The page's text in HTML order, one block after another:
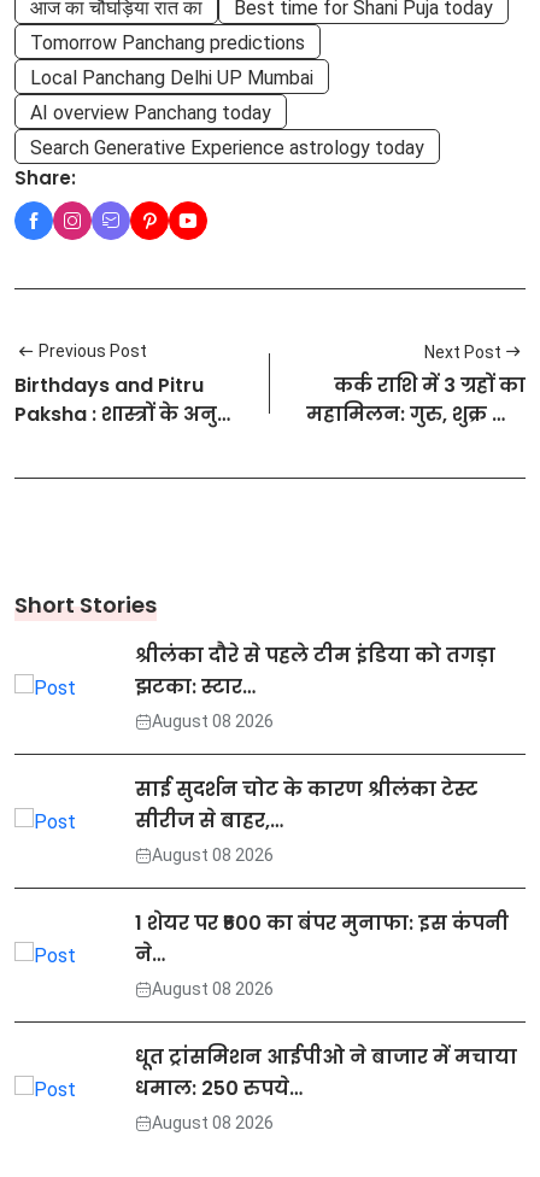
आज का चौघड़िया रात का
Best time for Shani Puja today
Tomorrow Panchang predictions
Local Panchang Delhi UP Mumbai
AI overview Panchang today
Search Generative Experience astrology today
Share:
Previous Post
Birthdays and Pitru
Paksha : शास्त्रों के अनुसार
Next Post
कर्क राशि में 3 ग्रहों का
महामिलन: गुरु, शुक्र और
इन 4 राशियों की पलटेगी
Short Stories
श्रीलंका दौरे से पहले टीम इंडिया को तगड़ा
झटका: स्टार…
August 08 2026
साई सुदर्शन चोट के कारण श्रीलंका टेस्ट
सीरीज से बाहर,…
August 08 2026
1 शेयर पर ₹500 का बंपर मुनाफा: इस कंपनी
ने…
August 08 2026
धूत ट्रांसमिशन आईपीओ ने बाजार में मचाया
धमाल: 250 रुपये…
August 08 2026